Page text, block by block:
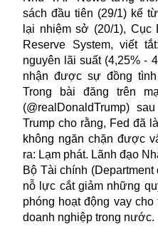
sách đầu tiên (29/1) kể
lại nhiệm sở (20/1), Cục
Reserve System, viết
nguyên lãi suất (4,25% -
nhận được sự đồng
Trong bài đăng trên
(@realDonaldTrump)
Trump cho rằng, Fed đã
không ngăn chặn được
ra: Lạm phát. Lãnh đạo
Bộ Tài chính
nỗ lực cắt giảm những
phóng hoạt động vay
doanh nghiệp trong nước.